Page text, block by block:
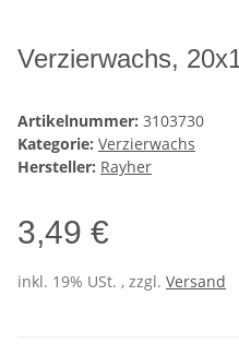
Verzierwachs,
Artikelnummer: 3103730
Kategorie: Verzierwachs
Hersteller: Rayher
3,49 €
inkl. 19% USt. , zzgl. Versand